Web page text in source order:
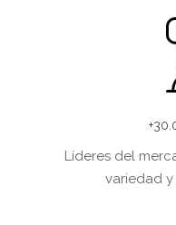
Líderes del
variedad